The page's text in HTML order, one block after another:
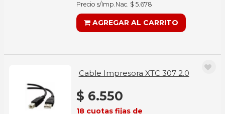
Precio s/Imp.Nac. $ 5.678
AGREGAR AL CARRITO
Cable Impresora XTC 307 2.0
$ 6.550
18 cuotas fijas de